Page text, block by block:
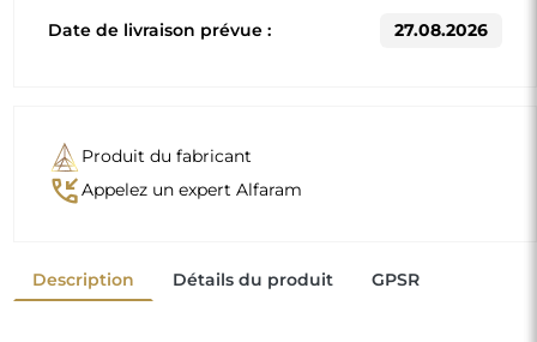
Date de livraison prévue : 27.08.2026
Produit du fabricant
phone_callbackAppelez un expert Alfaram
Description Détails du produit GPSR